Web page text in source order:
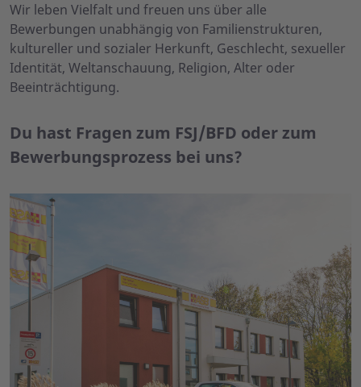
Wir leben Vielfalt und freuen uns über alle
Bewerbungen unabhängig von Familienstrukturen,
kultureller und sozialer Herkunft, Geschlecht, sexueller
Identität, Weltanschauung, Religion, Alter oder
Beeinträchti­gung.
Du hast Fragen zum FSJ/BFD oder zum
Bewerbungsprozess bei uns?